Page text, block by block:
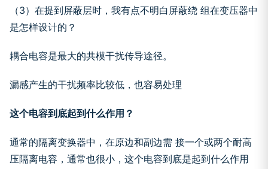
（3）在提到屏蔽层时，我有点不明白屏蔽绕 组在变压器中
是怎样设计的？
耦合电容是最大的共模干扰传导途径。
漏感产生的干扰频率比较低，也容易处理
这个电容到底起到什么作用？
通常的隔离变换器中，在原边和副边需 接一个或两个耐高
压隔离电容，通常也很小，这个电容到底是起到什么作用